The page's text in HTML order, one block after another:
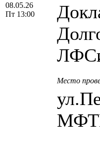
08.05.26
Пт 13:00
Место